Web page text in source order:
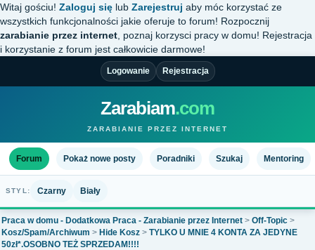
Witaj gościu! Zaloguj się lub Zarejestruj aby móc korzystać ze
wszystkich funkcjonalności jakie oferuje to forum! Rozpocznij
zarabianie przez internet , poznaj korzysci pracy w domu! Rejestracja
i korzystanie z forum jest całkowicie darmowe!
Logowanie Rejestracja
Zarabiam.com
ZARABIANIE PRZEZ INTERNET
Forum Pokaż nowe posty Poradniki Szukaj Mentoring
STYL: Czarny Biały
Praca w domu - Dodatkowa Praca - Zarabianie przez Internet > Off-Topic >
Kosz/Spam/Archiwum > Hide Kosz > TYLKO U MNIE 4 KONTA ZA JEDYNE
50zł*.OSOBNO TEŻ SPRZEDAM!!!!